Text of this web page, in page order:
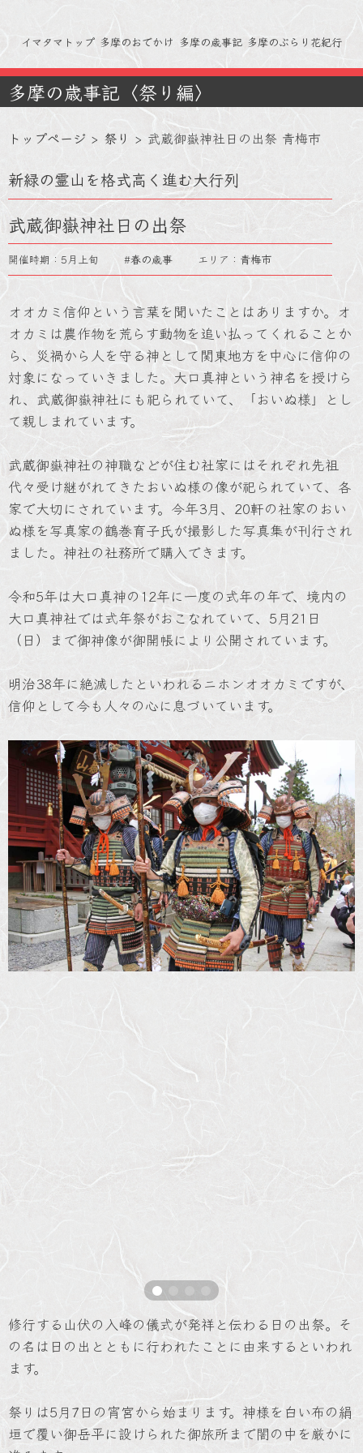
イマタマトップ 多摩のおでかけ 多摩の歳事記 多摩のぶらり花紀行
多摩の歳事記〈祭り編〉
トップページ > 祭り > 武蔵御嶽神社日の出祭 青梅市
新緑の霊山を格式高く進む大行列
武蔵御嶽神社日の出祭
開催時期：5月上旬 #春の歳事 エリア： 青梅市
オオカミ信仰という言葉を聞いたことはありますか。オ
オカミは農作物を荒らす動物を追い払ってくれることか
ら、災禍から人を守る神として関東地方を中心に信仰の
対象になっていきました。大口真神という神名を授けら
れ、武蔵御嶽神社にも祀られていて、「おいぬ様」とし
て親しまれています。
武蔵御嶽神社の神職などが住む社家にはそれぞれ先祖
代々受け継がれてきたおいぬ様の像が祀られていて、各
家で大切にされています。今年3月、20軒の社家のおい
ぬ様を写真家の鶴巻育子氏が撮影した写真集が刊行され
ました。神社の社務所で購入できます。
令和5年は大口真神の12年に一度の式年の年で、境内の
大口真神社では式年祭がおこなれていて、5月21日
（日）まで御神像が御開帳により公開されています。
明治38年に絶滅したといわれるニホンオオカミですが、
信仰として今も人々の心に息づいています。
修行する山伏の入峰の儀式が発祥と伝わる日の出祭。そ
の名は日の出とともに行われたことに由来するといわれ
ます。
祭りは5月7日の宵宮から始まります。神様を白い布の絹
垣で覆い御岳平に設けられた御旅所まで闇の中を厳かに